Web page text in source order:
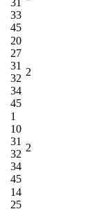
33
45
20
27
31
32
34
45
2
1
10
31
32
34
45
2
14
25